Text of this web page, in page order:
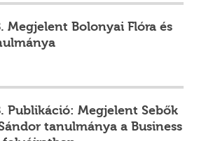
Megjelent Bolonyai Flóra és
Publikáció: Megjelent Sebők
tanulmánya a Business